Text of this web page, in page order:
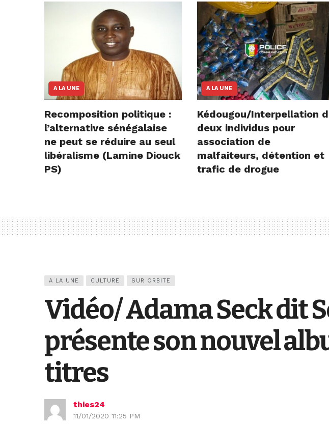
A LA UNE
Recomposition politique :
l’alternative sénégalaise
ne peut se réduire au seul
libéralisme (Lamine Diouck
PS)
A LA UNE
Kédougou/Interpellation
deux individus pour
association de
malfaiteurs, détention et
trafic de drogue
A LA UNE CULTURE SUR ORBITE
Vidéo/ Adama Seck dit
présente son nouvel
titres
thies24
11/01/2020 11:25 PM